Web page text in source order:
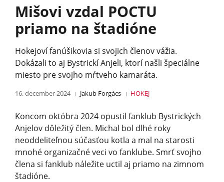
Mišovi vzdal POCTU
priamo na štadióne
Hokejoví fanúšikovia si svojich členov vážia.
Dokázali to aj Bystrickí Anjeli, ktorí našli špeciálne
miesto pre svojho mŕtveho kamaráta.
16. december 2024 Jakub Forgács HOKEJ
Koncom októbra 2024 opustil fanklub Bystrických
Anjelov dôležitý člen. Michal bol dlhé roky
neoddeliteľnou súčasťou kotla a mal na starosti
mnohé organizačné veci vo fanklube. Smrť svojho
člena si fanklub náležite uctil aj priamo na zimnom
štadióne.